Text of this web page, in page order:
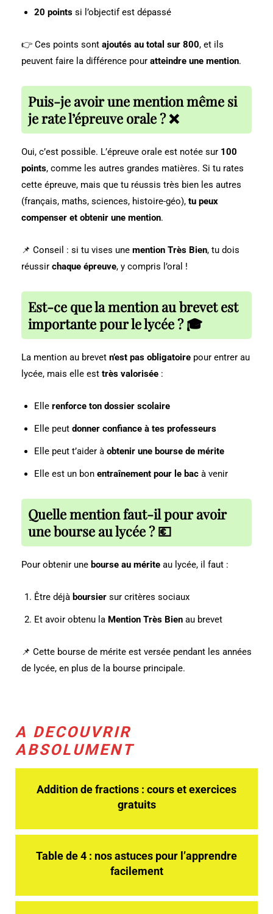
20 points si l’objectif est dépassé
👉 Ces points sont ajoutés au total sur 800, et ils
peuvent faire la différence pour atteindre une mention.
Puis-je avoir une mention même si
je rate l’épreuve orale ? ❌
Oui, c’est possible. L’épreuve orale est notée sur 100
points, comme les autres grandes matières. Si tu rates
cette épreuve, mais que tu réussis très bien les autres
(français, maths, sciences, histoire-géo), tu peux
compenser et obtenir une mention.
📌 Conseil : si tu vises une mention Très Bien, tu dois
réussir chaque épreuve, y compris l’oral !
Est-ce que la mention au brevet est
importante pour le lycée ? 🎓
La mention au brevet n’est pas obligatoire pour entrer au
lycée, mais elle est très valorisée :
Elle renforce ton dossier scolaire
Elle peut donner confiance à tes professeurs
Elle peut t’aider à obtenir une bourse de mérite
Elle est un bon entraînement pour le bac à venir
Quelle mention faut-il pour avoir
une bourse au lycée ? 💶
Pour obtenir une bourse au mérite au lycée, il faut :
Être déjà boursier sur critères sociaux
Et avoir obtenu la Mention Très Bien au brevet
📌 Cette bourse de mérite est versée pendant les années
de lycée, en plus de la bourse principale.
A DECOUVRIR
ABSOLUMENT
Addition de fractions : cours et exercices
gratuits
Table de 4 : nos astuces pour l’apprendre
facilement